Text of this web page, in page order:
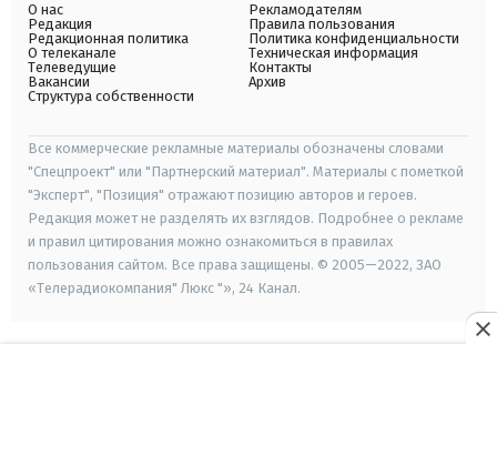
О нас
Редакция
Редакционная политика
О телеканале
Телеведущие
Вакансии
Структура собственности
Рекламодателям
Правила пользования
Политика конфиденциальности
Техническая информация
Контакты
Архив
Все коммерческие рекламные материалы обозначены словами
"Спецпроект" или "Партнерский материал". Материалы с пометкой
"Эксперт", "Позиция" отражают позицию авторов и героев.
Редакция может не разделять их взглядов. Подробнее о рекламе
и правил цитирования можно ознакомиться в правилах
пользования сайтом. Все права защищены. © 2005—2022, ЗАО
«Телерадиокомпания" Люкс "», 24 Канал.